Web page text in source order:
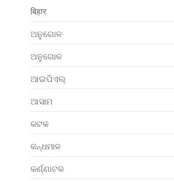
बिहार
ଅନୁଗୋଳ
ଅନୁଗୋଳ
ଆଇପିଏଲ୍
ଆସାମ
କଟକ
କନ୍ଧମାଳ
କର୍ଣ୍ଣାଟକ